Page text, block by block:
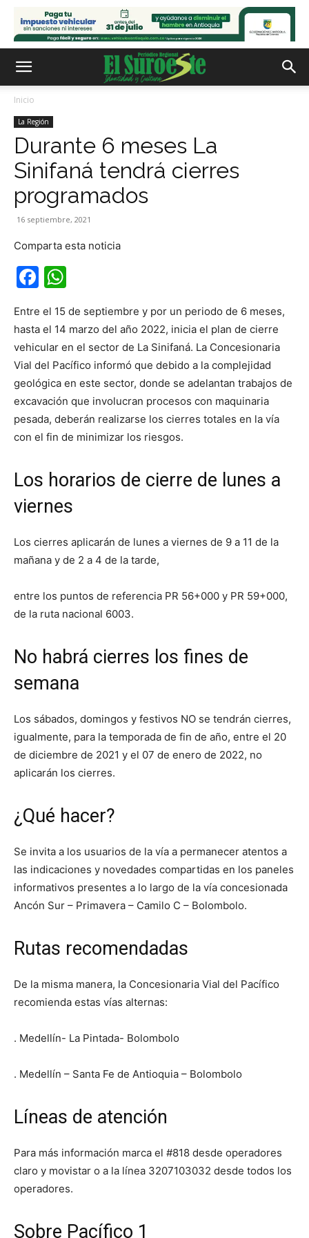
Inicio
La Región
Durante 6 meses La
Sinifaná tendrá cierres
programados
16 septiembre, 2021
Comparta esta noticia
Facebook
Entre el 15 de septiembre y por un periodo de 6 meses,
hasta el 14 marzo del año 2022, inicia el plan de cierre
vehicular en el sector de La Sinifaná. La Concesionaria
Vial del Pacífico informó que debido a la complejidad
geológica en este sector, donde se adelantan trabajos de
excavación que involucran procesos con maquinaria
pesada, deberán realizarse los cierres totales en la vía
con el fin de minimizar los riesgos.
Los horarios de cierre de lunes a
viernes
Los cierres aplicarán de lunes a viernes de 9 a 11 de la
mañana y de 2 a 4 de la tarde,
entre los puntos de referencia PR 56+000 y PR 59+000,
de la ruta nacional 6003.
No habrá cierres los fines de
semana
Los sábados, domingos y festivos NO se tendrán cierres,
igualmente, para la temporada de fin de año, entre el 20
de diciembre de 2021 y el 07 de enero de 2022, no
aplicarán los cierres.
¿Qué hacer?
Se invita a los usuarios de la vía a permanecer atentos a
las indicaciones y novedades compartidas en los paneles
informativos presentes a lo largo de la vía concesionada
Ancón Sur – Primavera – Camilo C – Bolombolo.
Rutas recomendadas
De la misma manera, la Concesionaria Vial del Pacífico
recomienda estas vías alternas:
. Medellín- La Pintada- Bolombolo
. Medellín – Santa Fe de Antioquia – Bolombolo
Líneas de atención
Para más información marca el #818 desde operadores
claro y movistar o a la línea 3207103032 desde todos los
operadores.
Sobre Pacífico 1